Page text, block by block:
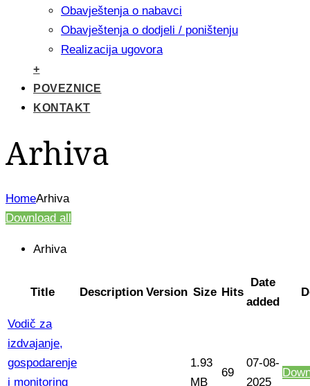
Obavještenja o nabavci
Obavještenja o dodjeli / poništenju
Realizacija ugovora
+
POVEZNICE
KONTAKT
Arhiva
HomeArhiva
Download all
Arhiva
Title Description Version Size Hits
Date
added
Vodič za
izdvajanje,
gospodarenje
i monitoring
1.93
MB
69
07-08-
2025